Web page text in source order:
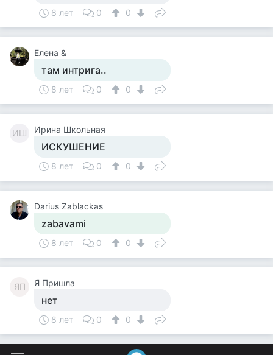
8 лет 0 0
Елена &
там интрига..
8 лет 0 0
ИШ Ирина Школьная
ИСКУШЕНИЕ
8 лет 0 0
Darius Zablackas
zabavami
8 лет 0 0
ЯП Я Пришла
нет
8 лет 0 0